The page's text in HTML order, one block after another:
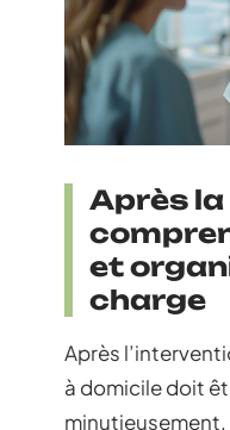
Après
et
charge
Après
à domicile doit